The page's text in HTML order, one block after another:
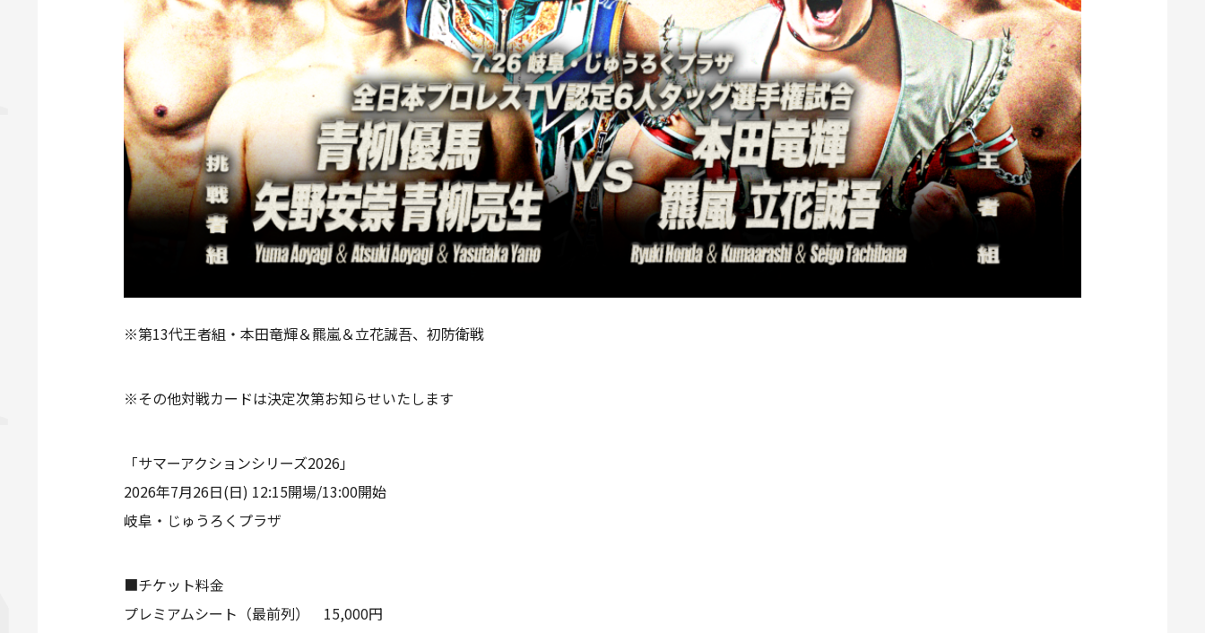
※第13代王者組・本田竜輝＆羆嵐＆立花誠吾、初防衛戦
※その他対戦カードは決定次第お知らせいたします
「サマーアクションシリーズ2026」
2026年7月26日(日) 12:15開場/13:00開始
岐阜・じゅうろくプラザ
■チケット料金
プレミアムシート（最前列） 15,000円